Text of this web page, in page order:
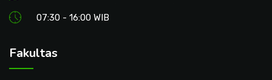
07:30 - 16:00 WIB
Fakultas